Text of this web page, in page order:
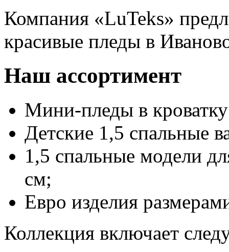
Компания «LuTeks»
красивые пледы в
Наш ассортимент
Мини-пледы в
Детские 1,5 спальные
1,5 спальные модели
см;
Евро изделия
Коллекция включает